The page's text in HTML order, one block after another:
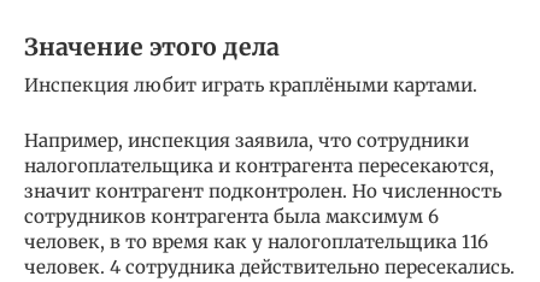
Значение этого дела
Инспекция любит играть краплёными картами.
Например, инспекция заявила, что сотрудники
налогоплательщика и контрагента пересекаются,
значит контрагент подконтролен. Но численность
сотрудников контрагента была максимум 6
человек, в то время как у налогоплательщика 116
человек. 4 сотрудника действительно пересекались.